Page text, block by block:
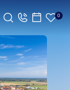
0